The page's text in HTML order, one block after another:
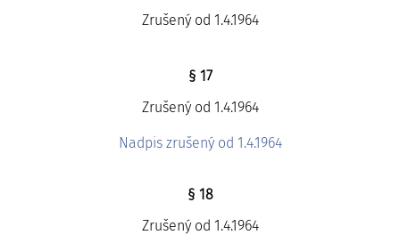
Zrušený od 1.4.1964
§ 17
Zrušený od 1.4.1964
Nadpis zrušený od 1.4.1964
§ 18
Zrušený od 1.4.1964